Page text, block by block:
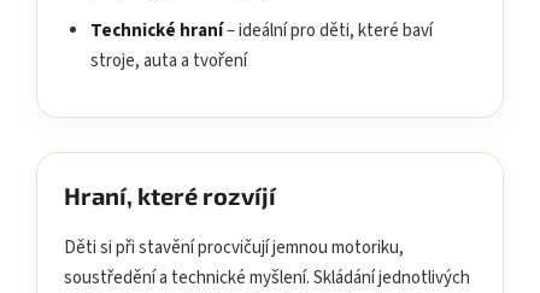
Technické hraní– ideální pro děti, které baví
stroje, auta a tvoření
Hraní, které rozvíjí
Děti si při stavění procvičují jemnou motoriku,
soustředění a technické myšlení. Skládání jednotlivých